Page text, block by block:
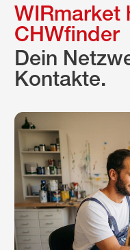
WIRmarket
CHWfinder
Dein
Kontakte.